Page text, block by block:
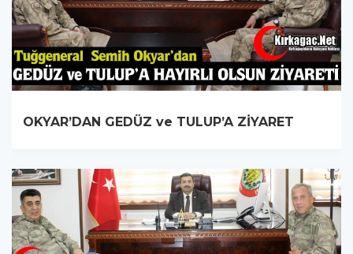
OKYAR’DAN GEDÜZ ve TULUP’A ZİYARET